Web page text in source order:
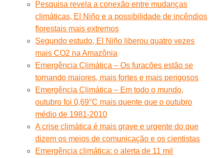
Pesquisa revela a conexão entre mudanças
climáticas, El Niño e a possibilidade de incêndios
florestais mais extremos
Segundo estudo, El Niño liberou quatro vezes
mais CO2 na Amazônia
Emergência Climática – Os furacões estão se
tornando maiores, mais fortes e mais perigosos
Emergência Climática – Em todo o mundo,
outubro foi 0,69°C mais quente que o outubro
médio de 1981-2010
A crise climática é mais grave e urgente do que
dizem os meios de comunicação e os cientistas
Emergência climática: o alerta de 11 mil